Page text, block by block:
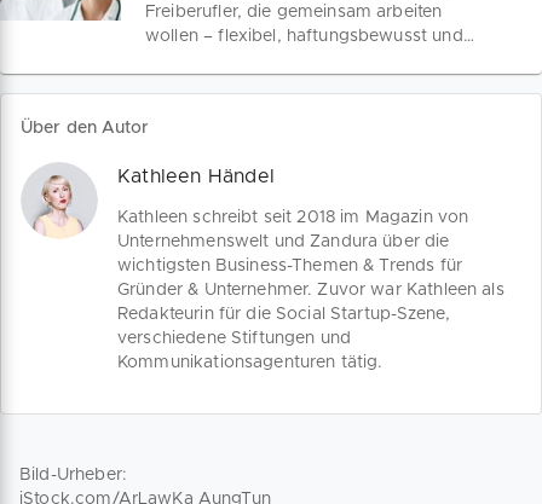
sowie mehr Spielraum für Freiberufler in
Freiberufler, die gemeinsam arbeiten
wollen – flexibel, haftungsbewusst und
Über den Autor
Kathleen Händel
Kathleen schreibt seit 2018 im Magazin von
Unternehmenswelt und Zandura über die
wichtigsten Business-Themen & Trends für
Gründer & Unternehmer. Zuvor war Kathleen als
Redakteurin für die Social Startup-Szene,
verschiedene Stiftungen und
Kommunikationsagenturen tätig.
Bild-Urheber:
iStock.com/ArLawKa AungTun